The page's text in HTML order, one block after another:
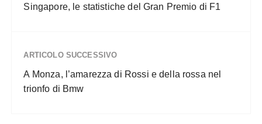
Singapore, le statistiche del Gran Premio di F1
ARTICOLO SUCCESSIVO
A Monza, l’amarezza di Rossi e della rossa nel
trionfo di Bmw